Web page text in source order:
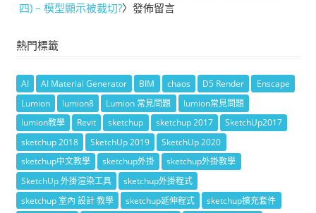
四) – 模型顯示被裁切?〉發佈留言
熱門標籤
AI AI Material Generator BIM chaos D5 Render
Enscape
Lumion
lumion8 Lumion 常見問題
lumion常見問題
lumion教學
Revit sketchup sketchup 2017
SketchUp2017
sketchup 2018
SketchUp 2019
SketchUp 2020
sketchup中文教學
sketchup外掛
sketchup外掛教學
SketchUp 外掛渲染工具
sketchup外掛程式
sketchup 室內 設計 教學
sketchup延伸程式
sketchup擴充套件